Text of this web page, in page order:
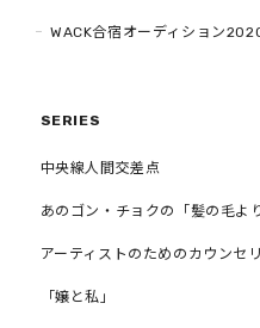
WACK合宿オーディション
SERIES
中央線人間交差点
あのゴン・チョクの「髪の毛よ
アーティストのためのカウンセ
「嬢と私」